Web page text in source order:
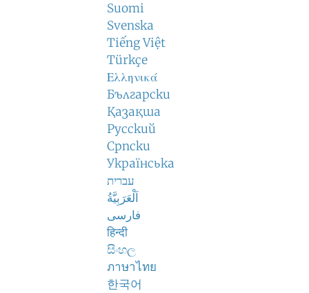
Suomi
Svenska
Tiếng Việt
Türkçe
Ελληνικά
Български
Қазақша
Русский
Српски
Українська
עברית
اَلْعَرَبِيَّةُ
فارسی
हिन्दी
සිංහල
ภาษาไทย
한국어